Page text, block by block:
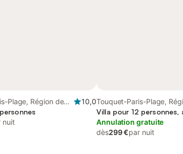
Plage, Région de
10,0
nuit
Touquet-Paris-Plage,
Montreuil
Villa pour 12 personnes,
Annulation gratuite
dès299 €par nuit